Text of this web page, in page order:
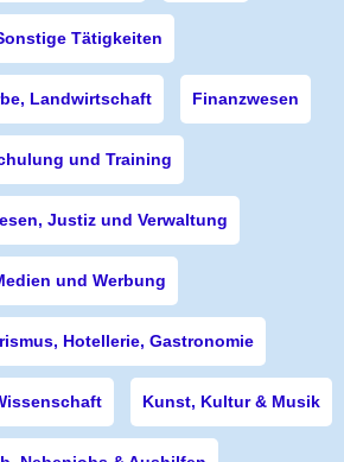
Tätigkeiten
Landwirtschaft Finanzwesen
und Training
Justiz und Verwaltung
und Werbung
Hotellerie, Gastronomie
Kunst, Kultur & Musik